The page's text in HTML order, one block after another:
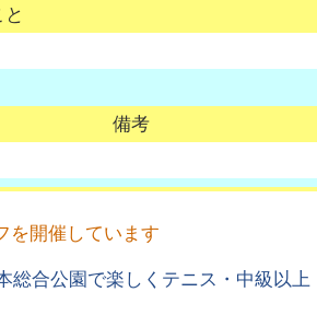
備考
を開催しています
総合公園で楽しくテニス・中級以